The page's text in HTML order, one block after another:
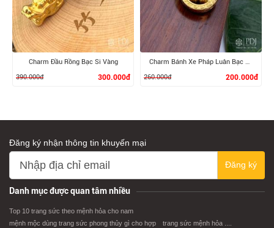
XEM CHI TIẾT
Charm Đầu Rồng Bạc Si Vàng
390.000đ
300.000đ
XEM CHI TIẾT
Charm Bánh Xe Pháp Luân Bạc Si Vàng
260.000đ
200.000đ
Đăng ký nhận thông tin khuyến mại
Đăng ký
Danh mục được quan tâm nhiều
Top 10 trang sức theo mệnh hỏa cho nam
mệnh mộc dùng trang sức phong thủy gì cho hợp
trang sức mệnh hỏa ....